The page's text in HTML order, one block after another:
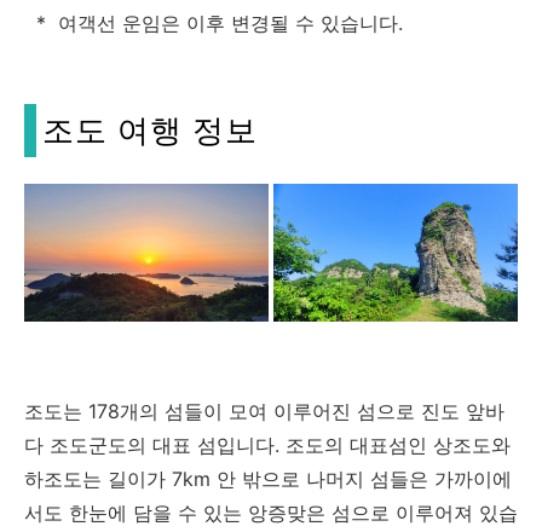
* 여객선 운임은 이후 변경될 수 있습니다.
조도 여행 정보
조도는 178개의 섬들이 모여 이루어진 섬으로 진도 앞바
다 조도군도의 대표 섬입니다. 조도의 대표섬인 상조도와
하조도는 길이가 7km 안 밖으로 나머지 섬들은 가까이에
서도 한눈에 담을 수 있는 앙증맞은 섬으로 이루어져 있습